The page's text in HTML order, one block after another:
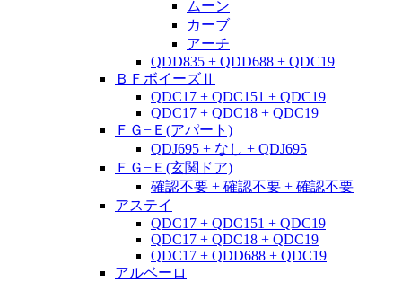
ムーン
カーブ
アーチ
QDD835 + QDD688 + QDC19
ＢＦボイーズⅡ
QDC17 + QDC151 + QDC19
QDC17 + QDC18 + QDC19
ＦＧ−Ｅ(アパート)
QDJ695 + なし + QDJ695
ＦＧ−Ｅ(玄関ドア)
確認不要 + 確認不要 + 確認不要
アステイ
QDC17 + QDC151 + QDC19
QDC17 + QDC18 + QDC19
QDC17 + QDD688 + QDC19
アルベーロ